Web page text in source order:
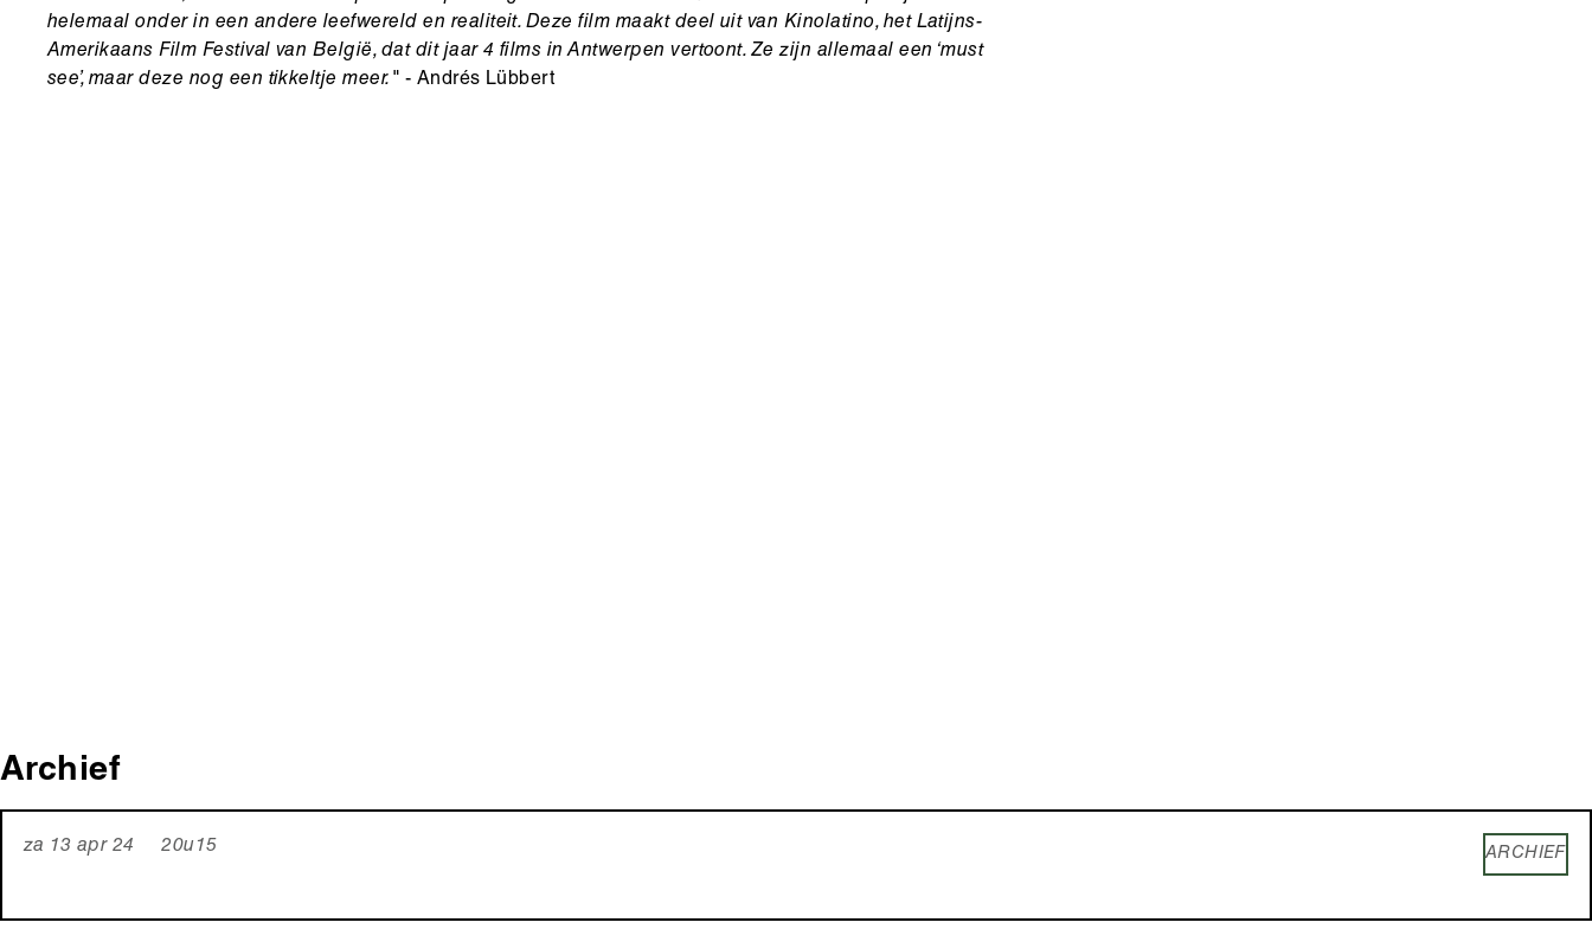
helemaal onder in een andere leefwereld en realiteit. Deze film maakt deel uit van Kinolatino, het Latijns-
Amerikaans Film Festival van België, dat dit jaar 4 films in Antwerpen vertoont. Ze zijn allemaal een ‘must
see’, maar deze nog een tikkeltje meer." - Andrés Lübbert
Archief
za 13 apr 24 20u15 ARCHIEF